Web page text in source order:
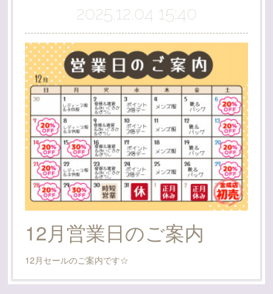
2025.12.04 15:40
12月営業日のご案内
12月セールのご案内です☆